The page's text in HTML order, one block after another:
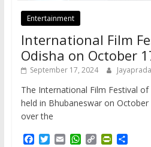
Entertainment
International Film
Odisha on October
September 17, 2024
The International Film Festival of
held in Bhubaneswar on
over the
F
T
E
W C
P
S